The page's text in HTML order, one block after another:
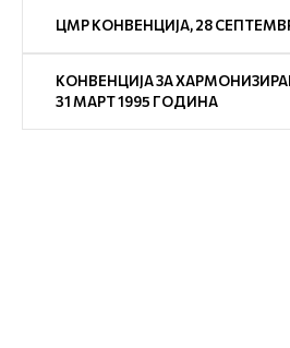
ЦМР КОНВЕНЦИЈА, 28
КОНВЕНЦИЈА ЗА
31 МАРТ 1995 ГОДИНА